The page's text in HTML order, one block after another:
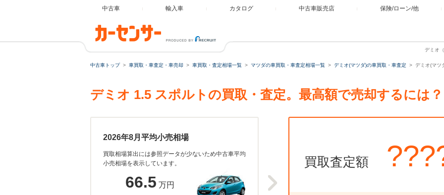
中古車 輸入車 カタログ 中古車販売店 保険/ローン/他
デミオ
中古車トップ 車買取・車査定・車売却 車買取・査定相場一覧 マツダの車買取・車査定相場一覧 デミオ(マツダ)の車買取・車査定 デミオ(マツ
デミオ 1.5 スポルトの買取・査定。最高額で売却するには？
2026年8月平均小売相場
買取相場算出には参照データが少ないため中古車平均
小売相場を表示しています。
66.5 万円
買取査定額